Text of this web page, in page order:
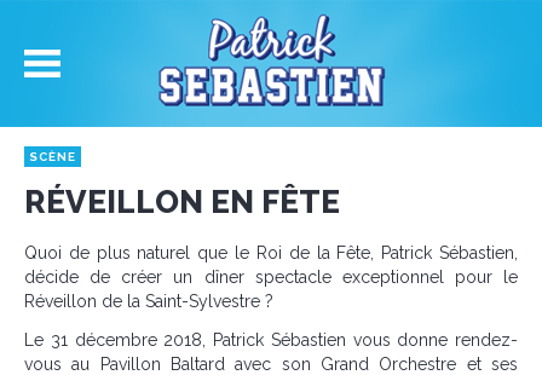
SCÈNE
RÉVEILLON EN FÊTE
Quoi de plus naturel que le Roi de la Fête, Patrick Sébastien,
décide de créer un dîner spectacle exceptionnel pour le
Réveillon de la Saint-Sylvestre ?
Le 31 décembre 2018, Patrick Sébastien vous donne rendez-
vous au Pavillon Baltard avec son Grand Orchestre et ses